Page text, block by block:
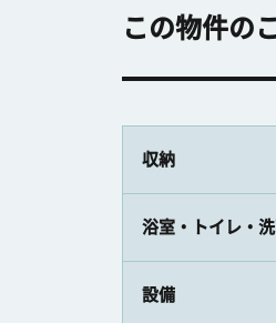
この物件の
収納
浴室・トイレ・
設備